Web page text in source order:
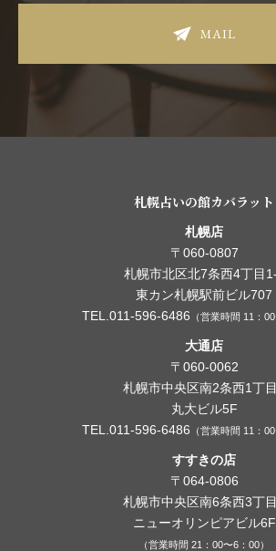
MAIL
札幌占いの館カバラット
札幌店
〒060-0807
札幌市北区北7条西4丁目
東カン札幌駅前ビル707
TEL.011-596-6486 （営業時間 11：00
大通店
〒060-0062
札幌市中央区南2条西1丁
丸大ビル5F
TEL.011-596-6486 （営業時間 11：00
すすきの店
〒064-0806
札幌市中央区南6条西3丁
ニューオリンピアビル6F
（営業時間 21：00〜6：00）